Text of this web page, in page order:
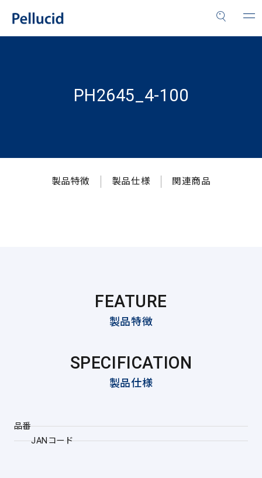
PH2645_4-100
製品特徴 製品仕様 関連商品
FEATURE
製品特徴
SPECIFICATION
製品仕様
品番
JANコード